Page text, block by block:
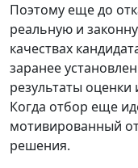
Поэтому еще до
реальную и
качествах
заранее
результаты
Когда отбор еще
мотивированный
решения.